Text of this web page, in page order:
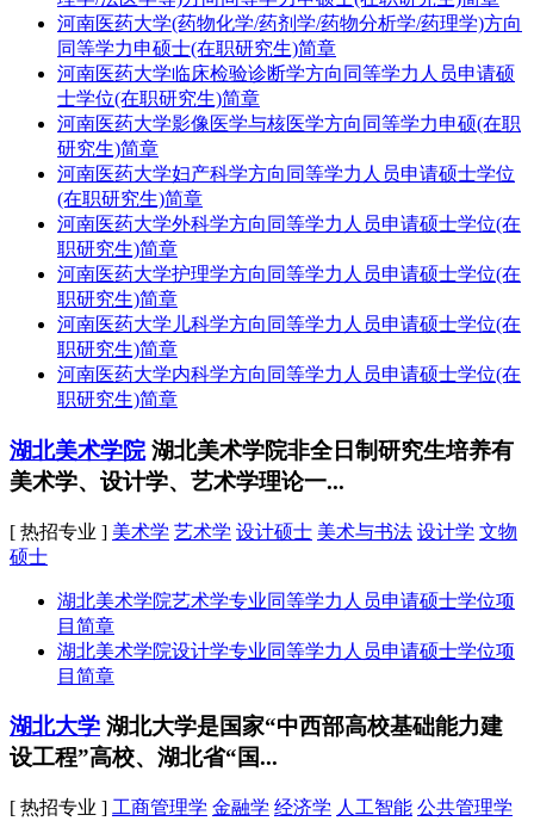
河南医药大学(药物化学/药剂学/药物分析学/药理学)方向
同等学力申硕士(在职研究生)简章
河南医药大学临床检验诊断学方向同等学力人员申请硕
士学位(在职研究生)简章
河南医药大学影像医学与核医学方向同等学力申硕(在职
研究生)简章
河南医药大学妇产科学方向同等学力人员申请硕士学位
(在职研究生)简章
河南医药大学外科学方向同等学力人员申请硕士学位(在
职研究生)简章
河南医药大学护理学方向同等学力人员申请硕士学位(在
职研究生)简章
河南医药大学儿科学方向同等学力人员申请硕士学位(在
职研究生)简章
河南医药大学内科学方向同等学力人员申请硕士学位(在
职研究生)简章
湖北美术学院 湖北美术学院非全日制研究生培养有
美术学、设计学、艺术学理论一...
[ 热招专业 ] 美术学 艺术学 设计硕士 美术与书法 设计学 文物
硕士
湖北美术学院艺术学专业同等学力人员申请硕士学位项
目简章
湖北美术学院设计学专业同等学力人员申请硕士学位项
目简章
湖北大学 湖北大学是国家“中西部高校基础能力建
设工程”高校、湖北省“国...
[ 热招专业 ] 工商管理学 金融学 经济学 人工智能 公共管理学